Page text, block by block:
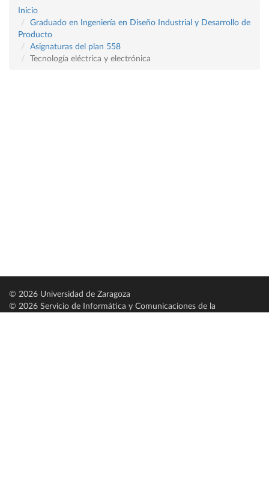
Inicio
Graduado en Ingeniería en Diseño Industrial y Desarrollo de
Producto
Asignaturas del plan 558
Tecnología eléctrica y electrónica
© 2026 Universidad de Zaragoza
© 2026 Servicio de Informática y Comunicaciones de la